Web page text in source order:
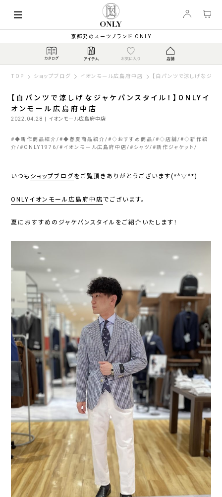
京都発のスーツブランド ONLY
TOP ショップブログ イオンモール広島府中店 【白パンツで涼しげなジャ
【白パンツで涼しげなジャケパンスタイル！】ONLYイ
オンモール広島府中店
2022.04.28 | イオンモール広島府中店
#◆新作商品紹介 #◆春夏商品紹介 #◇おすすめ商品 #◇店舗 #◇新作紹
介 # ONLY1976 # イオンモール広島府中店 # シャツ #新作ジャケット
いつも ショップブログをご覧頂きありがとうございます(*^▽^*)
ONLYイオンモール広島府中店でございます。
夏におすすめのジャケパンスタイルをご紹介いたします！